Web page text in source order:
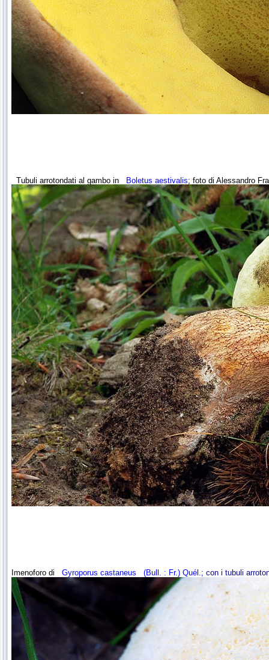
Tubuli arrotondati al gambo in Boletus aestivalis; foto di Alessandro
Imenoforo di Gyroporus castaneus (Bull. : Fr.) Quél.; con i tubuli